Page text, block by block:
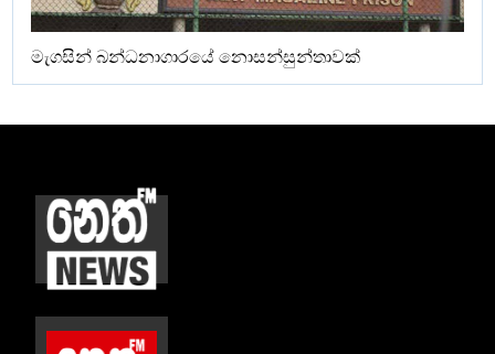
මැගසින් බන්ධනාගාරයේ නොසන්සුන්තාවක්